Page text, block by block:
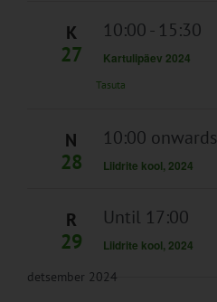
K
27
10:00- 15:30
Kartulipäev 2024
Tasuta
N
28
10:00 onwards
Liidrite kool, 2024
R
29
Until 17:00
Liidrite kool, 2024
detsember 2024